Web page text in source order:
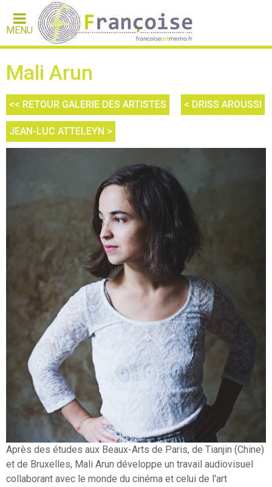
MENU
Mali Arun
<< RETOUR GALERIE DES ARTISTES < DRISS AROUSSI
JEAN-LUC ATTELEYN >
Après des études aux Beaux-Arts de Paris, de Tianjin (Chine)
et de Bruxelles, Mali Arun développe un travail audiovisuel
collaborant avec le monde du cinéma et celui de l'art